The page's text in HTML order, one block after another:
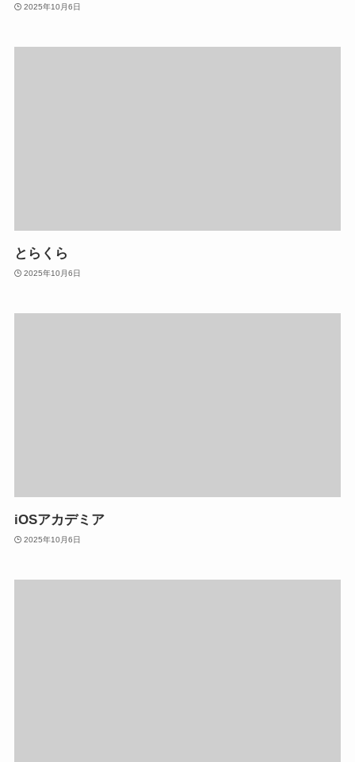
2025年10月6日
とらくら
2025年10月6日
iOSアカデミア
2025年10月6日